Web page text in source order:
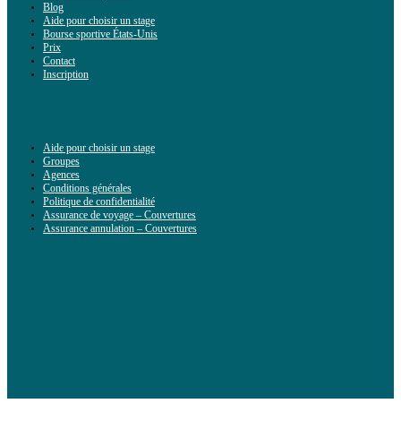
Blog
Aide pour choisir un stage
Bourse sportive États-Unis
Prix
Contact
Inscription
Aide pour choisir un stage
Groupes
Agences
Conditions générales
Politique de confidentialité
Assurance de voyage – Couvertures
Assurance annulation – Couvertures